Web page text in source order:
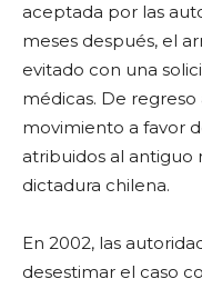
aceptada por las
meses después, el
evitado con una
médicas. De
movimiento a favor
atribuidos al
dictadura chilena.
En 2002, las
desestimar el caso